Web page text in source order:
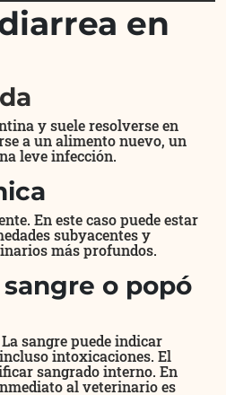
en
y suele resolverse en
a un alimento nuevo, un
leve infección.
En este caso puede estar
subyacentes y
más profundos.
o popó
sangre puede indicar
intoxicaciones. El
sangrado interno. En
al veterinario es